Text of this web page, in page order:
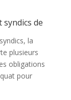
de
la
plusieurs
obligations
pour